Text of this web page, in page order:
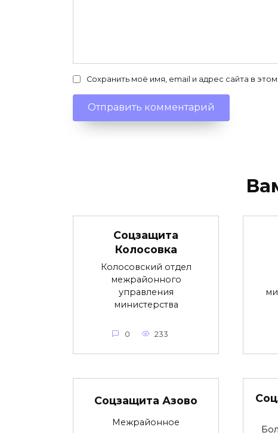
Сохранить моё имя, email и адрес сайта в
Соцзащита
Колосовка
Колосовский отдел
межрайонного
управления
министерства
0 233
Соцзащита Азово
Межрайонное